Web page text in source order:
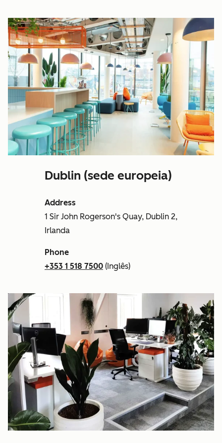
Dublin (sede europeia)
Address
1 Sir John Rogerson's Quay, Dublin 2,
Irlanda
Phone
+353 1 518 7500 (Inglês)